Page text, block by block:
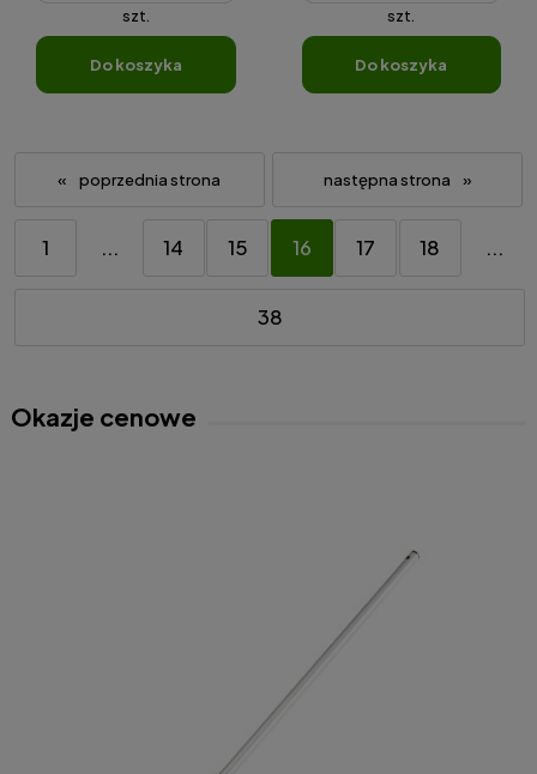
szt.
do koszyka
szt.
do koszyka
«
1 ... 14 15 16 17 18 ...
38
»
Okazje cenowe